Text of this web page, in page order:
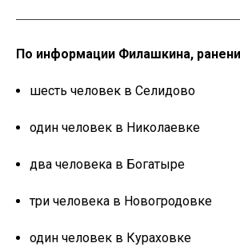
По информации Филашкина,
шесть человек в Селидово
один человек в Николаевке
два человека в Богатыре
три человека в Новогродовке
один человек в Кураховке